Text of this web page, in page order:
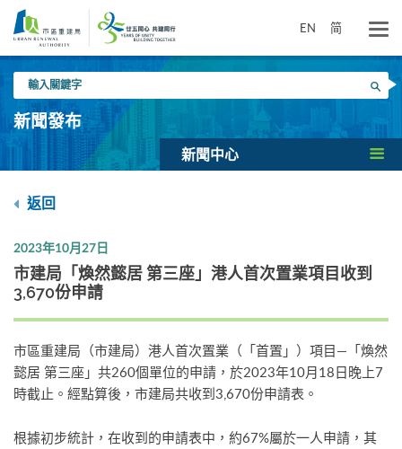
要
EN 简
入
關
鍵
搜尋
新聞發布
新聞中心
返回
2023年10月27日
市建局「煥然懿居 第三座」港人首次置業項目收到
3,670份申請
市區重建局（市建局）港人首次置業（「首置」）項目—「煥然
懿居 第三座」共260個單位的申請，於2023年10月18日晚上7
時截止。經點算後，市建局共收到3,670份申請表。
根據初步統計，在收到的申請表中，約67%屬於一人申請，其